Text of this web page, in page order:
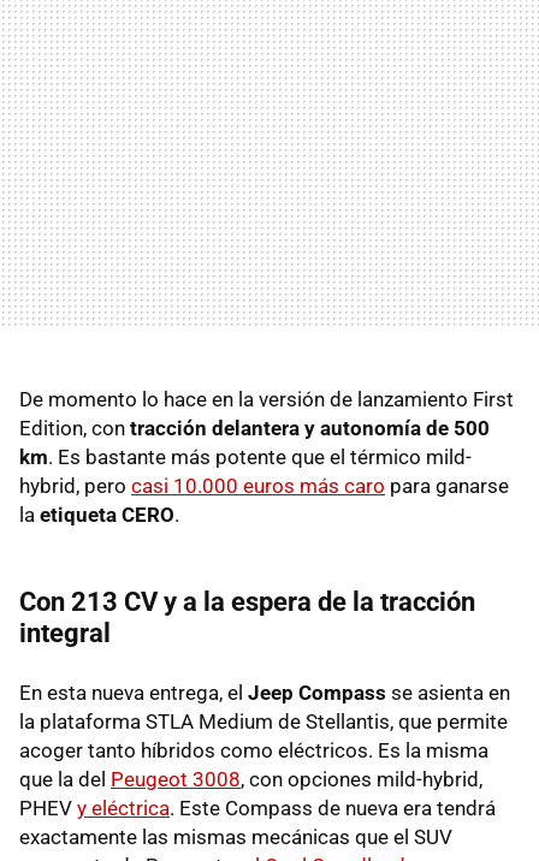
De momento lo hace en la versión de lanzamiento First
Edition, con tracción delantera y autonomía de 500
km. Es bastante más potente que el térmico mild-
hybrid, pero casi 10.000 euros más caro para ganarse
la etiqueta CERO.
Con 213 CV y a la espera de la tracción
integral
En esta nueva entrega, el Jeep Compass se asienta en
la plataforma STLA Medium de Stellantis, que permite
acoger tanto híbridos como eléctricos. Es la misma
que la del Peugeot 3008, con opciones mild-hybrid,
PHEV y eléctrica. Este Compass de nueva era tendrá
exactamente las mismas mecánicas que el SUV